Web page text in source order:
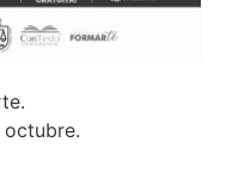
octubre.